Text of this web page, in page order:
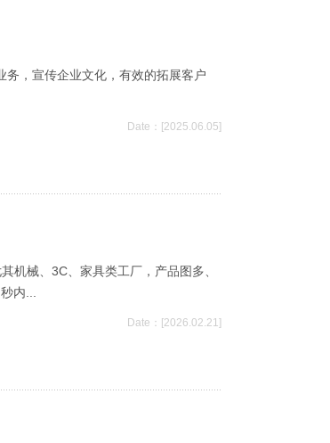
，宣传企业文化，有效的拓展客户
Date：[2025.06.05]
机械、3C、家具类工厂，产品图多、
内...
Date：[2026.02.21]